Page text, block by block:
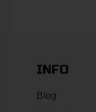
INFO
Blog